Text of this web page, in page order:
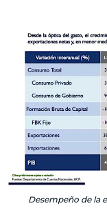
Desempeño de la